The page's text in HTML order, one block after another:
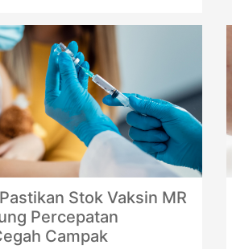
Stok Vaksin MR
Percepatan
Campak